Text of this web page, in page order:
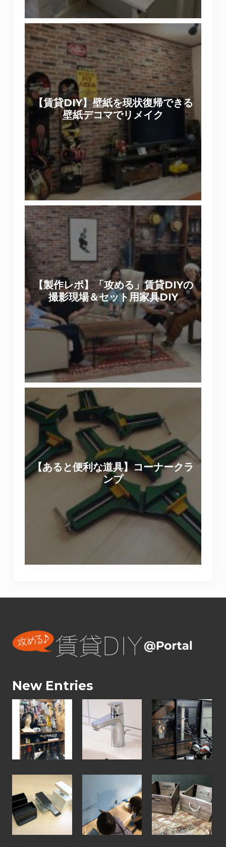
シ
ョ
ッ
プ
を
実
施
い
た
し
ま
。
作
る
棚
付
き
机
（
前
篇
）
【賃貸DIY】壁紙を現状復帰できる
壁紙デコマでリメイク
【
賃
貸
D
I
Y
】
壁
紙
を
現
復
帰
き
る
壁
紙
デ
コ
マ
で
リ
メ
【製作レポ】「攻める」賃貸DIYの
撮影現場＆セット用家具DIY
製
作
レ
ポ
】
「
攻
め
」
貸
D
Y
の
撮
影
現
場
＆
セ
ッ
具
【あると便利な道具】コーナークラ
ンプ
あ
る
と
便
利
な
道
具
】
ー
New Entries
【
客
様
の
Y
写
真
】
【
お
の
漏
れ
で
【
お
客
様
の
I
Y
写
真
】
ォ
リ
ス
ト
ー
ク
シ
【
ワ
ー
ク
シ